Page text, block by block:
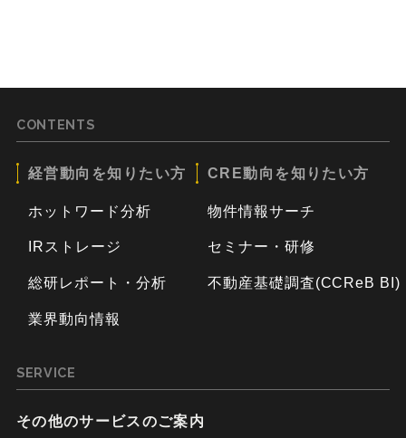
CONTENTS
経営動向を知りたい方
ホットワード分析
IRストレージ
総研レポート・分析
業界動向情報
CRE動向を知りたい方
物件情報サーチ
セミナー・研修
不動産基礎調査(CCReB BI)
SERVICE
その他のサービスのご案内